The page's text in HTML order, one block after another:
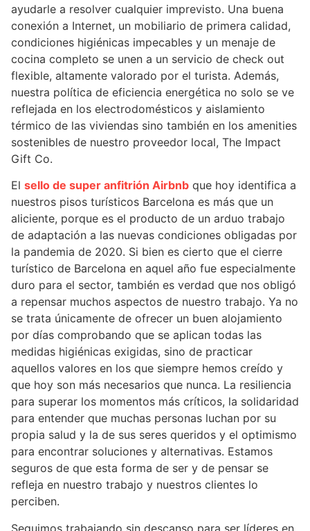
ayudarle a resolver cualquier imprevisto. Una buena
conexión a Internet, un mobiliario de primera calidad,
condiciones higiénicas impecables y un menaje de
cocina completo se unen a un servicio de check out
flexible, altamente valorado por el turista. Además,
nuestra política de eficiencia energética no solo se ve
reflejada en los electrodomésticos y aislamiento
térmico de las viviendas sino también en los amenities
sostenibles de nuestro proveedor local, The Impact
Gift Co.
El sello de super anfitrión Airbnb que hoy identifica a
nuestros pisos turísticos Barcelona es más que un
aliciente, porque es el producto de un arduo trabajo
de adaptación a las nuevas condiciones obligadas por
la pandemia de 2020. Si bien es cierto que el cierre
turístico de Barcelona en aquel año fue especialmente
duro para el sector, también es verdad que nos obligó
a repensar muchos aspectos de nuestro trabajo. Ya no
se trata únicamente de ofrecer un buen alojamiento
por días comprobando que se aplican todas las
medidas higiénicas exigidas, sino de practicar
aquellos valores en los que siempre hemos creído y
que hoy son más necesarios que nunca. La resiliencia
para superar los momentos más críticos, la solidaridad
para entender que muchas personas luchan por su
propia salud y la de sus seres queridos y el optimismo
para encontrar soluciones y alternativas. Estamos
seguros de que esta forma de ser y de pensar se
refleja en nuestro trabajo y nuestros clientes lo
perciben.
Seguimos trabajando sin descanso para ser líderes en